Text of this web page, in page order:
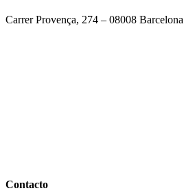
Carrer Provença, 274 – 08008 Barcelona
Contacto